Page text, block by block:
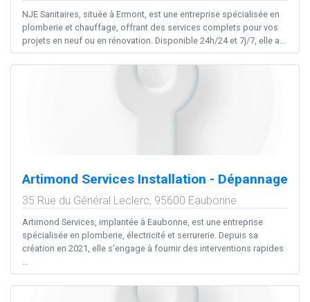
NJE Sanitaires, située à Ermont, est une entreprise spécialisée en
plomberie et chauffage, offrant des services complets pour vos
projets en neuf ou en rénovation. Disponible 24h/24 et 7j/7, elle a...
Artimond Services Installation - Dépannage
35 Rue du Général Leclerc, 95600 Eaubonne
Artimond Services, implantée à Eaubonne, est une entreprise
spécialisée en plomberie, électricité et serrurerie. Depuis sa
création en 2021, elle s’engage à fournir des interventions rapides